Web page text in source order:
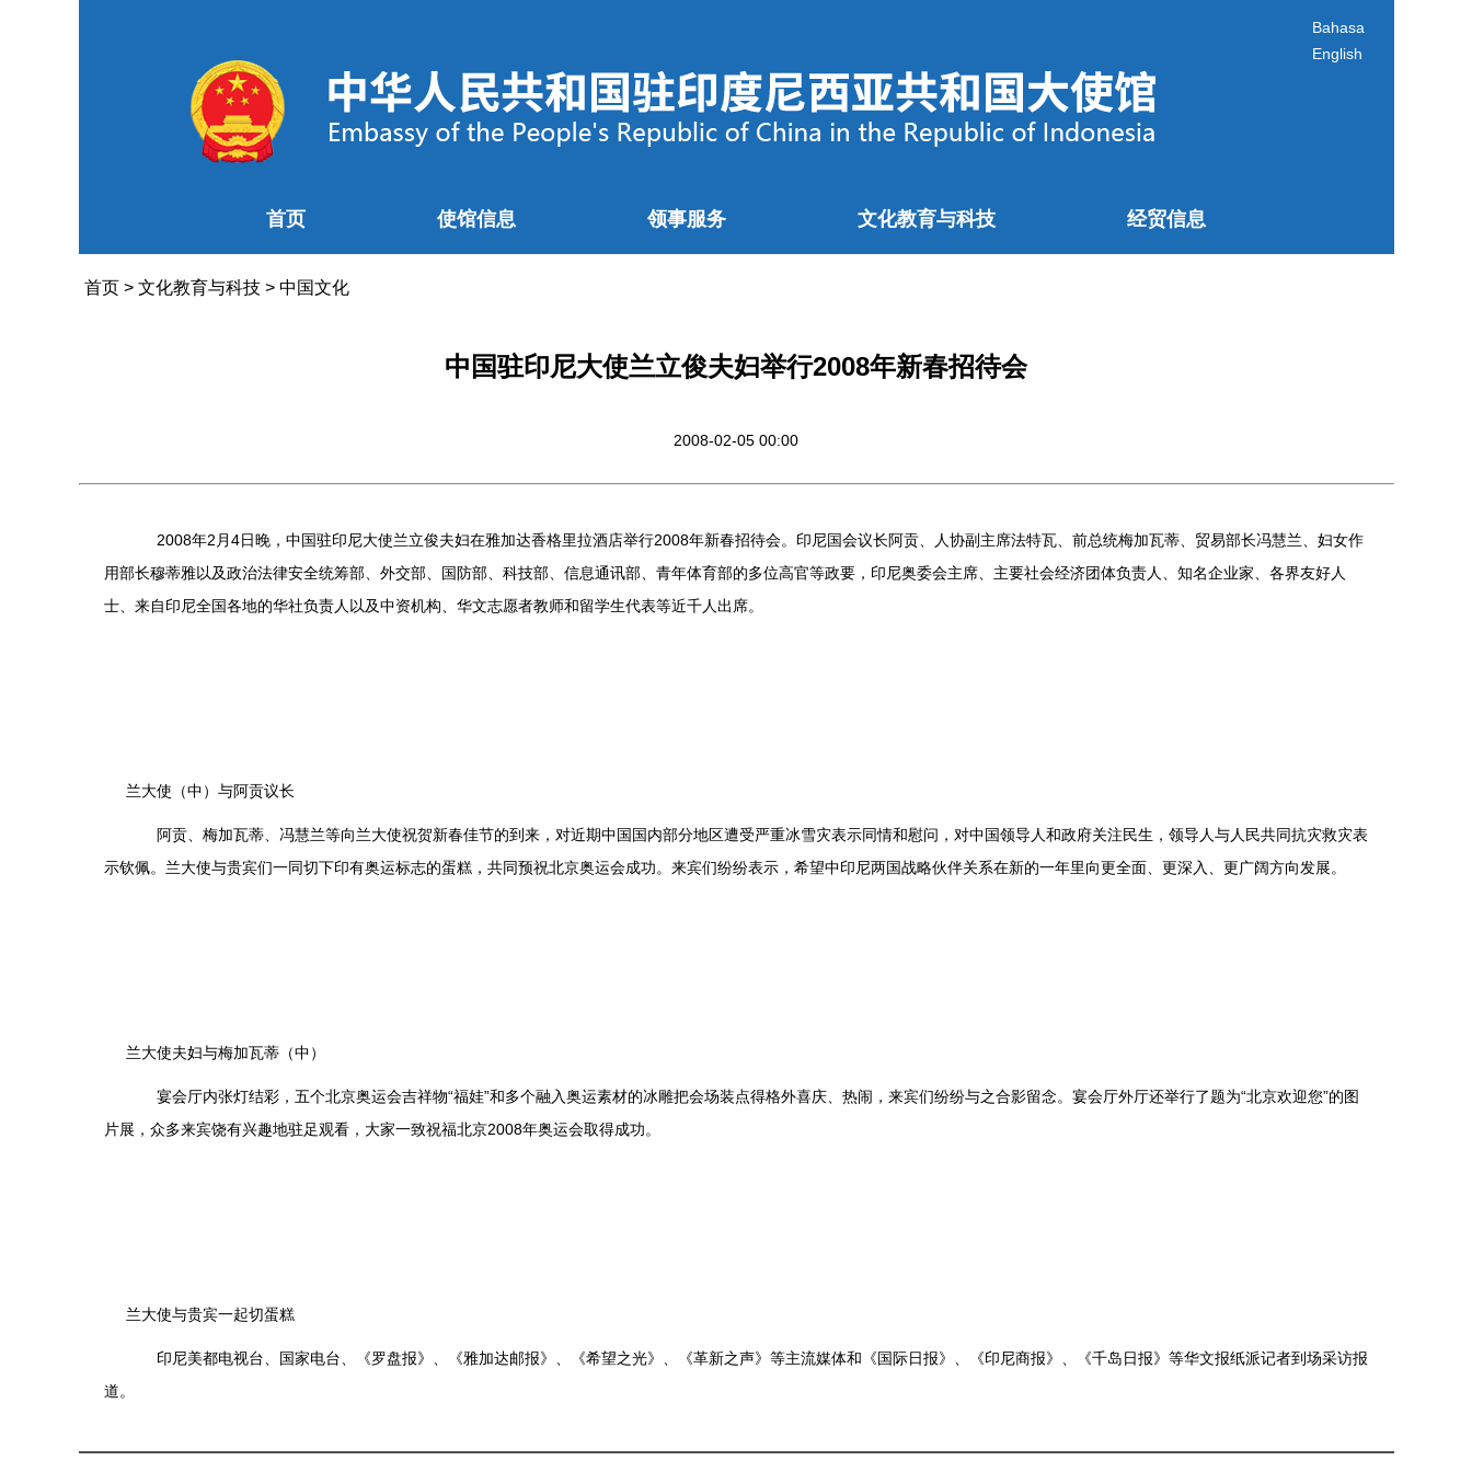
Bahasa
English
首页 使馆信息 领事服务 文化教育与科技 经贸信息
首页> 文化教育与科技> 中国文化
中国驻印尼大使兰立俊夫妇举行2008年新春招待会
2008-02-05 00:00
2008年2月4日晚，中国驻印尼大使兰立俊夫妇在雅加达香格里拉酒店举行2008年新春招待会。印尼国会议长阿贡、人协副主席法特瓦、前总统梅加瓦蒂、贸易部长冯慧兰、妇女作
用部长穆蒂雅以及政治法律安全统筹部、外交部、国防部、科技部、信息通讯部、青年体育部的多位高官等政要，印尼奥委会主席、主要社会经济团体负责人、知名企业家、各界友好人
士、来自印尼全国各地的华社负责人以及中资机构、华文志愿者教师和留学生代表等近千人出席。
兰大使（中）与阿贡议长
阿贡、梅加瓦蒂、冯慧兰等向兰大使祝贺新春佳节的到来，对近期中国国内部分地区遭受严重冰雪灾表示同情和慰问，对中国领导人和政府关注民生，领导人与人民共同抗灾救灾表
示钦佩。兰大使与贵宾们一同切下印有奥运标志的蛋糕，共同预祝北京奥运会成功。来宾们纷纷表示，希望中印尼两国战略伙伴关系在新的一年里向更全面、更深入、更广阔方向发展。
兰大使夫妇与梅加瓦蒂（中）
宴会厅内张灯结彩，五个北京奥运会吉祥物“福娃”和多个融入奥运素材的冰雕把会场装点得格外喜庆、热闹，来宾们纷纷与之合影留念。宴会厅外厅还举行了题为“北京欢迎您”的图
片展，众多来宾饶有兴趣地驻足观看，大家一致祝福北京2008年奥运会取得成功。
兰大使与贵宾一起切蛋糕
印尼美都电视台、国家电台、《罗盘报》、《雅加达邮报》、《希望之光》、《革新之声》等主流媒体和《国际日报》、《印尼商报》、《千岛日报》等华文报纸派记者到场采访报
道。